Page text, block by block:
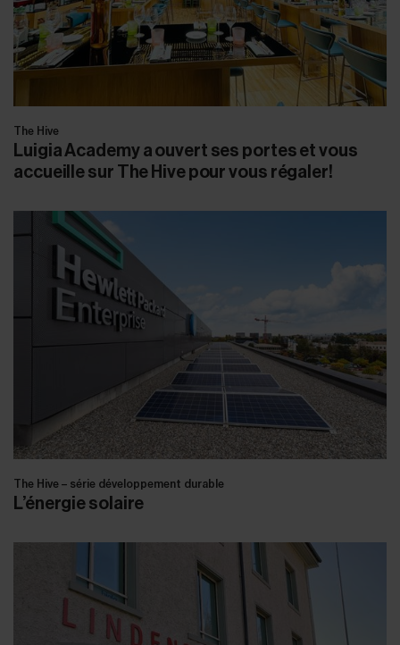
The Hive
Luigia Academy a ouvert ses portes et vous
accueille sur The Hive pour vous régaler!
The Hive – série développement durable
L’énergie solaire